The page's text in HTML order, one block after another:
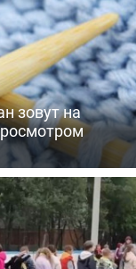
зовут на